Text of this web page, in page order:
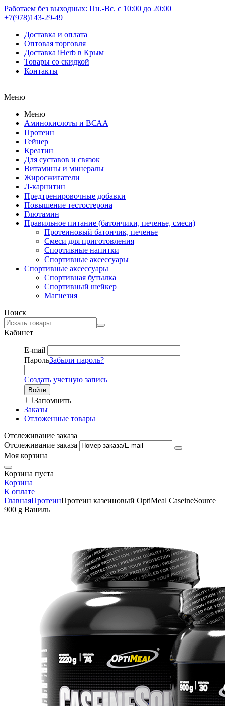
Работаем без выходных: Пн.-Вс. с 10:00 до 20:00
+7(978)143-29-49
Доставка и оплата
Оптовая торговля
Доставка iHerb в Крым
Товары со скидкой
Контакты
Меню
Меню
Аминокислоты и ВСАА
Протеин
Гейнер
Креатин
Для суставов и связок
Витамины и минералы
Жиросжигатели
Л-карнитин
Предтренировочные добавки
Повышение тестостерона
Глютамин
Правильное питание (батончики, печенье, смеси)
Протеиновый батончик, печенье
Смеси для приготовления
Спортивные напитки
Спортивные аксессуары
Спортивные аксессуары
Спортивная бутылка
Спортивный шейкер
Магнезия
Поиск
Кабинет
E-mail
ПарольЗабыли пароль?
Создать учетную запись
Войти
Запомнить
Заказы
Отложенные товары
Отслеживание заказа
Отслеживание заказа
Моя корзина
Корзина пуста
Корзина
К оплате
ГлавнаяПротеинПротеин казеиновый OptiMeal CaseineSource
900 g Ваниль